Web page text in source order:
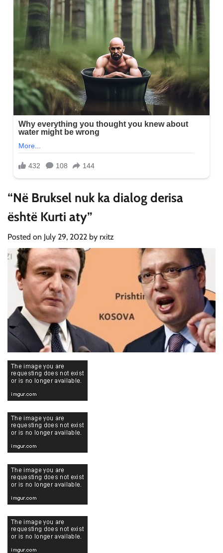
“Në Bruksel nuk ka dialog derisa
është Kurti aty”
Posted on July 29, 2022 by rxitz